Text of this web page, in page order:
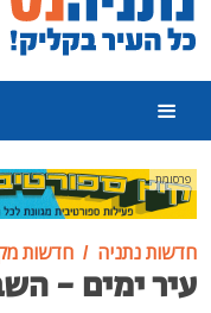
פרסומת
חדשות נתניה חדשות
עיר ימים -